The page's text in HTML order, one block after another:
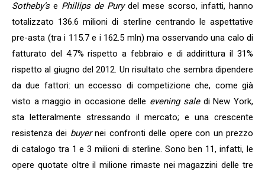
Sotheby’se Phillips de Purydel mese scorso, infatti, hanno
totalizzato 136.6 milioni di sterline centrando le aspettative
pre-asta (tra i 115.7 e i 162.5 mln) ma osservando una calo di
fatturato del 4.7% rispetto a febbraio e di addirittura il 31%
rispetto al giugno del 2012. Un risultato che sembra dipendere
da due fattori: un eccesso di competizione che, come già
visto a maggio in occasione delle evening saledi New York,
sta letteralmente stressando il mercato; e una crescente
resistenza dei buyernei confronti delle opere con un prezzo
di catalogo tra 1 e 3 milioni di sterline. Sono ben 11, infatti, le
opere quotate oltre il milione rimaste nei magazzini delle tre